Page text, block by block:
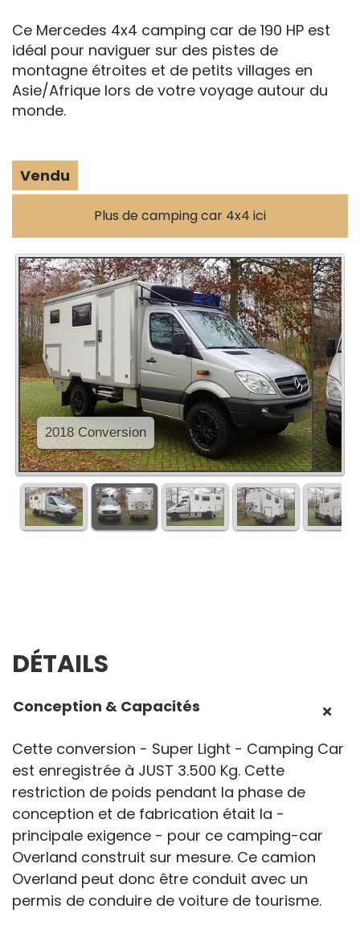
Ce Mercedes 4x4 camping car de 190 HP est
idéal pour naviguer sur des pistes de
montagne étroites et de petits villages en
Asie/Afrique lors de votre voyage autour du
monde.
Vendu
Plus de camping car 4x4 ici
DÉTAILS
Conception & Capacités
Cette conversion - Super Light - Camping Car
est enregistrée à JUST 3.500 Kg. Cette
restriction de poids pendant la phase de
conception et de fabrication était la -
principale exigence - pour ce camping-car
Overland construit sur mesure. Ce camion
Overland peut donc être conduit avec un
permis de conduire de voiture de tourisme.